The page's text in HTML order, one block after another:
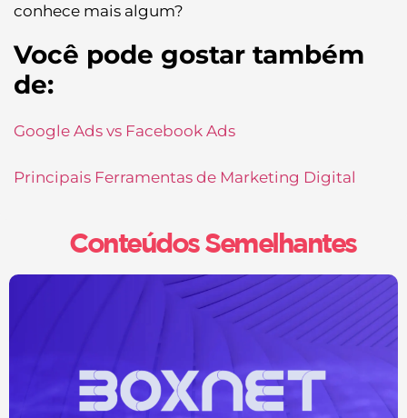
conhece mais algum?
Você pode gostar também
de:
Google Ads vs Facebook Ads
Principais Ferramentas de Marketing Digital
Conteúdos Semelhantes